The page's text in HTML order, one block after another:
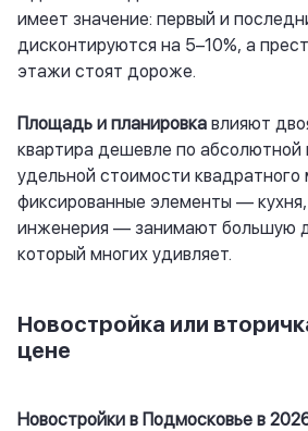
имеет значение: первый и
дисконтируются на 5–10%, а
этажи стоят дороже.
Площадь и планировка влияют
квартира дешевле по
удельной стоимости квадратного
фиксированные элементы — кухня,
инженерия — занимают большую
который многих удивляет.
Новостройка или
цене
Новостройки в Подмосковье в